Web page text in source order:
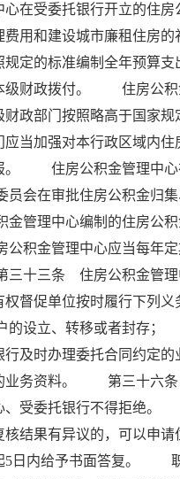
在受委托银行开立的住
费用和建设城市廉租住
定的标准编制全年预算
级财政拨付。 住房公积
财政部门按照略高于国
当加强对本行政区域内
。 住房公积金管理中心
在审批住房公积金归集
理中心编制的住房公积
金管理中心应当每年定
十三条 住房公积金管
督促单位按时履行下列
的设立、转移或者封
行及时办理委托合同约
业务资料。 第三十六
、受委托银行不得拒绝
结果有异议的，可以申
5日内给予书面答复。